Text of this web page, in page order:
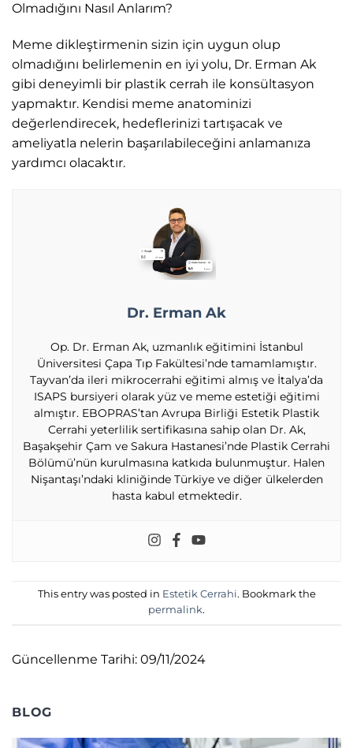
Olmadığını Nasıl Anlarım?
Meme dikleştirmenin sizin için uygun olup
olmadığını belirlemenin en iyi yolu, Dr. Erman Ak
gibi deneyimli bir plastik cerrah ile konsültasyon
yapmaktır. Kendisi meme anatominizi
değerlendirecek, hedeflerinizi tartışacak ve
ameliyatla nelerin başarılabileceğini anlamanıza
yardımcı olacaktır.
Dr. Erman Ak
Op. Dr. Erman Ak, uzmanlık eğitimini İstanbul
Üniversitesi Çapa Tıp Fakültesi’nde tamamlamıştır.
Tayvan’da ileri mikrocerrahi eğitimi almış ve İtalya’da
ISAPS bursiyeri olarak yüz ve meme estetiği eğitimi
almıştır. EBOPRAS’tan Avrupa Birliği Estetik Plastik
Cerrahi yeterlilik sertifikasına sahip olan Dr. Ak,
Başakşehir Çam ve Sakura Hastanesi’nde Plastik Cerrahi
Bölümü’nün kurulmasına katkıda bulunmuştur. Halen
Nişantaşı’ndaki kliniğinde Türkiye ve diğer ülkelerden
hasta kabul etmektedir.
This entry was posted in Estetik Cerrahi. Bookmark the
permalink.
Güncellenme Tarihi: 09/11/2024
BLOG